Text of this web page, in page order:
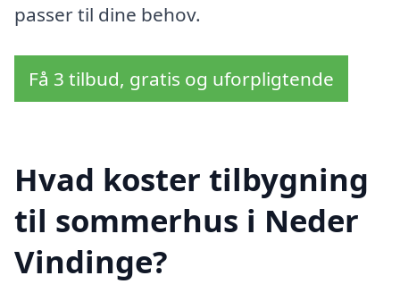
passer til dine behov.
Få 3 tilbud, gratis og uforpligtende
Hvad koster tilbygning
til sommerhus i Neder
Vindinge?